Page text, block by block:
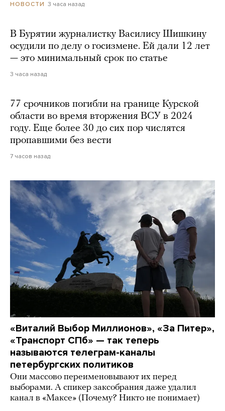
НОВОСТИ 3 часа назад
В Бурятии журналистку Василису Шишкину
осудили по делу о госизмене. Ей дали 12 лет
— это минимальный срок по статье
3 часа назад
77 срочников погибли на границе Курской
области во время вторжения ВСУ в 2024
году. Еще более 30 до сих пор числятся
пропавшими без вести
7 часов назад
«Виталий Выбор Миллионов», «За Питер»,
«Транспорт СПб» — так теперь
называются телеграм-каналы
петербургских политиков
Они массово переименовывают их перед
выборами. А спикер заксобрания даже удалил
канал в «Максе» (Почему? Никто не понимает)